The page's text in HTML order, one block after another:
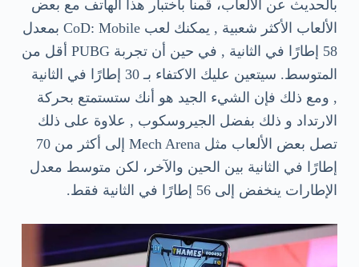
بالحديث عن الألعاب، قمنا باختبار هذا الهاتف مع بعض
الألعاب الأكثر شعبية , يمكنك لعب CoD: Mobile بمعدل
58 إطارًا في الثانية , في حين أن تجربة PUBG أقل من
المتوسط. سيتعين عليك الاكتفاء بـ 30 إطارًا في الثانية
, ومع ذلك فإن الشيء الجيد هو أنك ستستمتع بحركة
الارتداد و ذلك بفضل الجيروسكوب , علاوة على ذلك
تصل بعض الألعاب مثل Mech Arena إلى أكثر من 70
إطارًا في الثانية بين الحين والآخر، لكن متوسط ​​معدل
الإطارات ينخفض ​​إلى 56 إطارًا في الثانية فقط.